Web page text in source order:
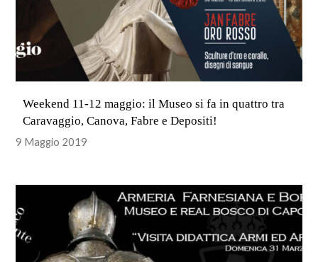
Weekend 11-12 maggio: il Museo si fa in quattro tra
Caravaggio, Canova, Fabre e Depositi!
9 Maggio 2019